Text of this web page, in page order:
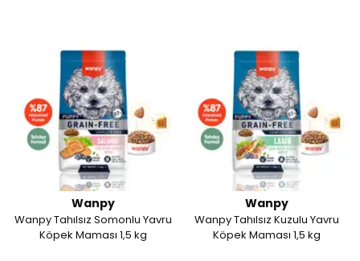
Wanpy
Wanpy Tahılsız Somonlu Yavru
Köpek Maması 1,5 kg
Wanpy
Wanpy Tahılsız Kuzulu Yavru
Köpek Maması 1,5 kg